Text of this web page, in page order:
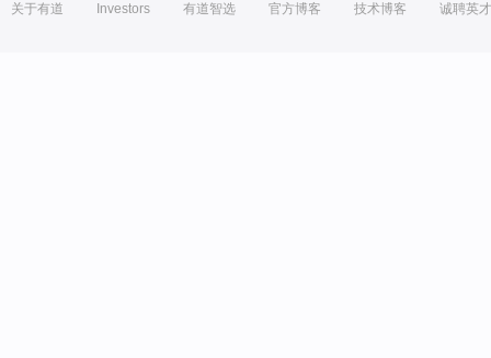
关于有道 Investors 有道智选 官方博客 技术博客 诚聘英才